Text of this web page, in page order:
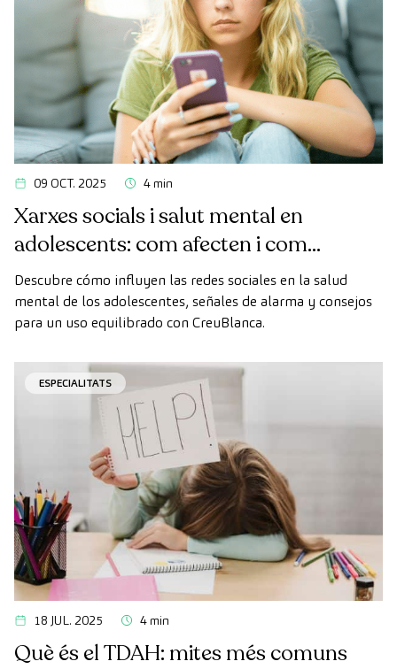
09 OCT. 2025 4 min
Xarxes socials i salut mental en
adolescents: com afecten i com
acompanyar des de la família
Descubre cómo influyen las redes sociales en la salud
mental de los adolescentes, señales de alarma y consejos
para un uso equilibrado con CreuBlanca.
ESPECIALITATS
18 JUL. 2025 4 min
Què és el TDAH: mites més comuns